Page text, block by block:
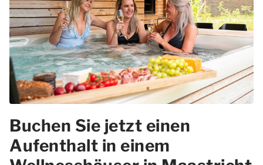
Buchen Sie jetzt einen
Aufenthalt in einem